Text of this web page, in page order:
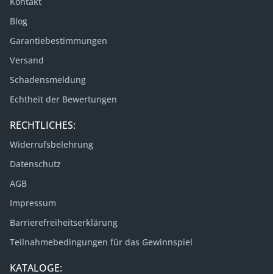
Blog
Garantiebestimmungen
Versand
Schadensmeldung
Echtheit der Bewertungen
RECHTLICHES:
Widerrufsbelehrung
Datenschutz
AGB
Impressum
Barrierefreiheitserklärung
Teilnahmebedingungen für das Gewinnspiel
KATALOGE: